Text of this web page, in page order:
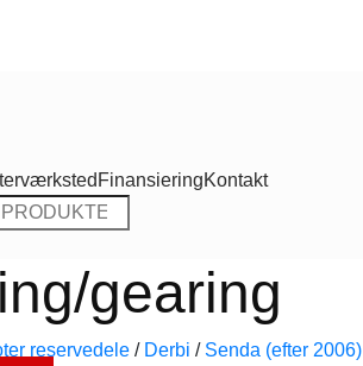
FinansieringKontakt
gearing
reservedele / Derbi / Senda (efter 2006)